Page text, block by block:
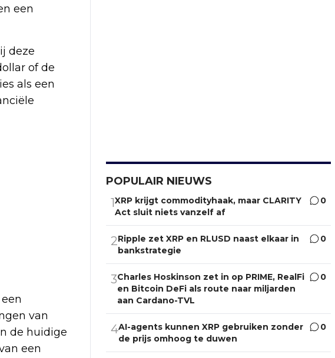
een
deze
of de
als een
van
de huidige
een
POPULAIR NIEUWS
1XRP krijgt commodityhaak, maar CLARITY
Act sluit niets vanzelf af
0
2Ripple zet XRP en RLUSD naast elkaar in
bankstrategie
0
3Charles Hoskinson zet in op PRIME, RealFi
en Bitcoin DeFi als route naar miljarden
aan Cardano-TVL
0
4AI-agents kunnen XRP gebruiken zonder
de prijs omhoog te duwen
0